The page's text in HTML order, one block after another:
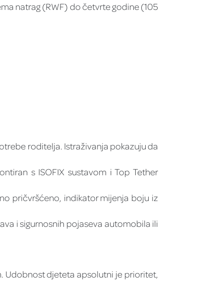
natrag (RWF) do četvrte godine (105
roditelja. Istraživanja pokazuju da
s ISOFIX sustavom i Top Tether
pričvršćeno, indikator mijenja boju iz
i sigurnosnih pojaseva automobila ili
Udobnost djeteta apsolutni je prioritet,